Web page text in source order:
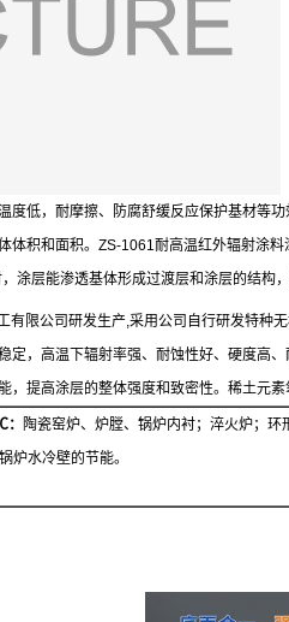
低，耐摩擦、防腐舒缓反应保护基材等功
体积和面积。 ZS-1061耐高温红外辐射涂料
涂层能渗透基体形成过渡层和涂层的结
有限公司研发生产,采用公司自行研发特种
定，高温下辐射率强、耐蚀性好、硬度高
，提高涂层的整体强度和致密性。稀土元素
陶瓷窑炉、炉膛、锅炉内衬；淬火炉；环
炉水冷壁的节能。